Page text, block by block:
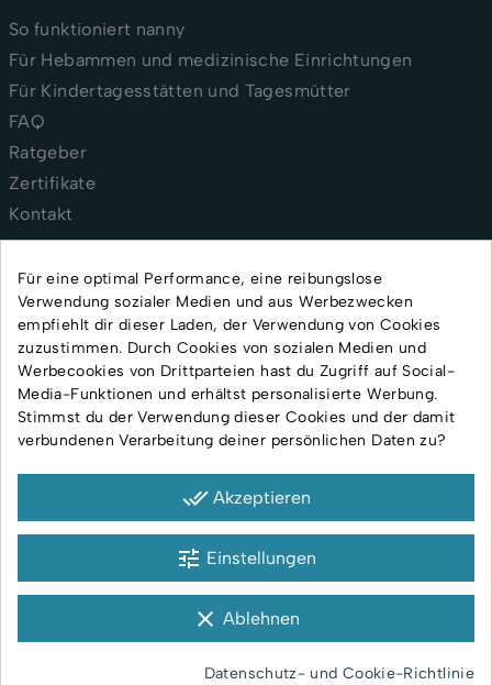
So funktioniert nanny
Für Hebammen und medizinische Einrichtungen
Für Kindertagesstätten und Tagesmütter
FAQ
Ratgeber
Zertifikate
Kontakt
AGB
Versand und Lieferung
Rückgabe und Reklamation
Datenschutzerklärung
Impressum
© Alle Rechte vorbehalten
Für eine optimal Performance, eine reibungslose
Verwendung sozialer Medien und aus Werbezwecken
empfiehlt dir dieser Laden, der Verwendung von Cookies
zuzustimmen. Durch Cookies von sozialen Medien und
Werbecookies von Drittparteien hast du Zugriff auf Social-
Media-Funktionen und erhältst personalisierte Werbung.
Stimmst du der Verwendung dieser Cookies und der damit
verbundenen Verarbeitung deiner persönlichen Daten zu?
done_all Akzeptieren
tune Einstellungen
clear Ablehnen
Datenschutz- und Cookie-Richtlinie